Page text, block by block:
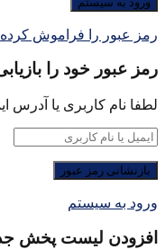
رمز عبور را فراموش کرده
رمز عبور خود را
لطفا نام کاربری یا آدرس
ورود به سیستم
افزودن لیست پخش